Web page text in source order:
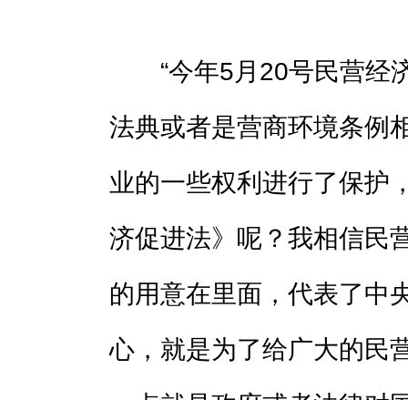
“今年5月20号民营经
法典或者是营商环境条例
业的一些权利进行了保护
济促进法》呢？我相信民
的用意在里面，代表了中
心，就是为了给广大的民